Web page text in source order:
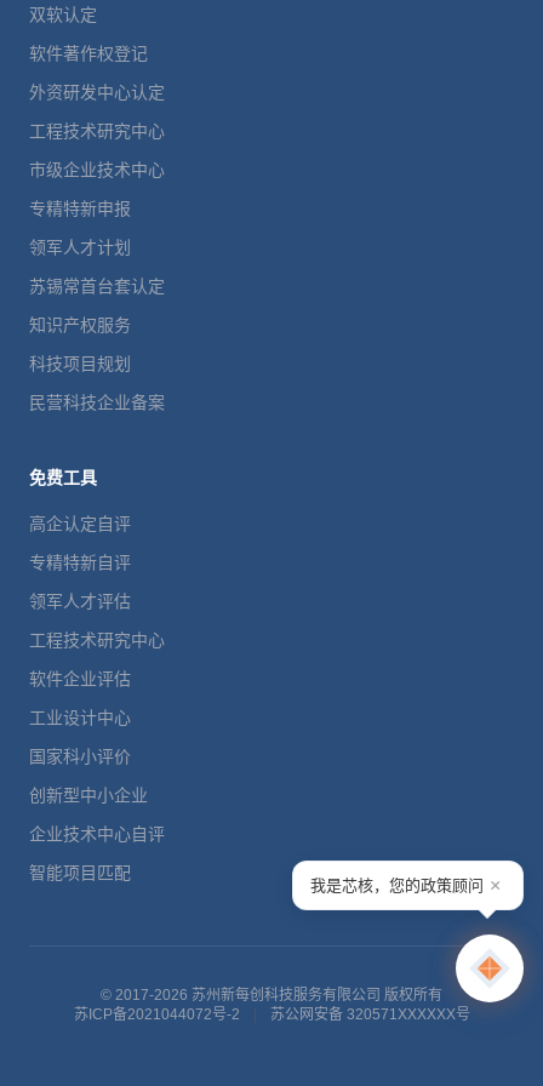
双软认定
软件著作权登记
外资研发中心认定
工程技术研究中心
市级企业技术中心
专精特新申报
领军人才计划
苏锡常首台套认定
知识产权服务
科技项目规划
民营科技企业备案
免费工具
高企认定自评
专精特新自评
领军人才评估
工程技术研究中心
软件企业评估
工业设计中心
国家科小评价
创新型中小企业
企业技术中心自评
智能项目匹配
© 2017-2026 苏州新每创科技服务有限公司 版权所有
苏ICP备2021044072号-2
苏公网安备 320571XXXXXX号
我是芯核，您的政策顾问 ×